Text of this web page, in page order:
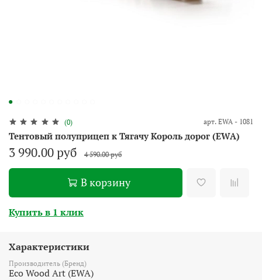
(0) арт. EWA - 1081
Тентовый полуприцеп к Тягачу Король дорог (EWA)
3 990.00 руб 4 590.00 руб
В корзину
Купить в 1 клик
Характеристики
Производитель (Бренд)
Eco Wood Art (EWA)